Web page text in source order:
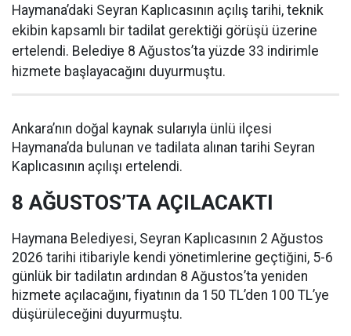
Haymana’daki Seyran Kaplıcasının açılış tarihi, teknik
ekibin kapsamlı bir tadilat gerektiği görüşü üzerine
ertelendi. Belediye 8 Ağustos’ta yüzde 33 indirimle
hizmete başlayacağını duyurmuştu.
Ankara’nın doğal kaynak sularıyla ünlü ilçesi
Haymana’da bulunan ve tadilata alınan tarihi Seyran
Kaplıcasının açılışı ertelendi.
8 AĞUSTOS’TA AÇILACAKTI
Haymana Belediyesi, Seyran Kaplıcasının 2 Ağustos
2026 tarihi itibariyle kendi yönetimlerine geçtiğini, 5-6
günlük bir tadilatın ardından 8 Ağustos’ta yeniden
hizmete açılacağını, fiyatının da 150 TL’den 100 TL’ye
düşürüleceğini duyurmuştu.